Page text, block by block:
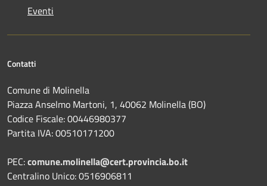
Eventi
Contatti
Comune di Molinella
Piazza Anselmo Martoni, 1, 40062 Molinella (BO)
Codice Fiscale: 00446980377
Partita IVA: 00510171200
PEC:comune.molinella@cert.provincia.bo.it
Centralino Unico: 0516906811